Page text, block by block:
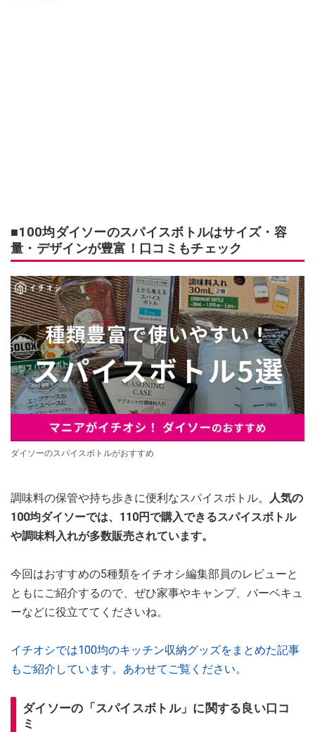
■100均ダイソーのスパイスボトルはサイズ・容
量・デザインが豊富！口コミもチェック
ダイソーのスパイスボトルがおすすめ
調味料の保管や持ち歩きに便利なスパイスボトル。
人気の
100均ダイソーでは、110円で購入できるスパイスボトル
や調味料入れが多数販売されています。
今回はおすすめの5種類をイチオシ編集部員のレビューと
ともにご紹介するので、ぜひ家事やキャンプ、バーベキュ
ーなどに役立ててくださいね。
イチオシでは100均のキッチン収納グッズをまとめた記事
もご紹介しています。あわせてご覧ください。
ダイソーの「スパイスボトル」に関する良い口コ
ミ